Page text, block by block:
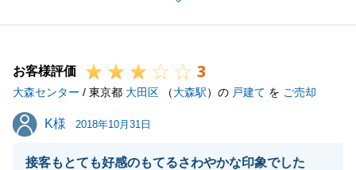
果となってしまい、大変申し訳ございませんでした。
閉じる
お客様評価 3
大森センター / 東京都 大田区 （大森駅）の 戸建て を ご売却
K様
K様 2018年10月31日
接客もとても好感のもてるさわやかな印象でした